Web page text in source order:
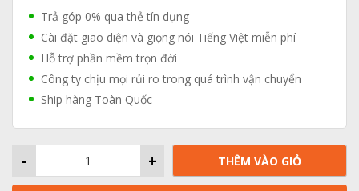
Trả góp 0% qua thẻ tín dụng
Cài đặt giao diện và giọng nói Tiếng Việt miễn phí
Hỗ trợ phần mềm trọn đời
Công ty chịu mọi rủi ro trong quá trình vận chuyển
Ship hàng Toàn Quốc
+
- THÊM VÀO GIỎ